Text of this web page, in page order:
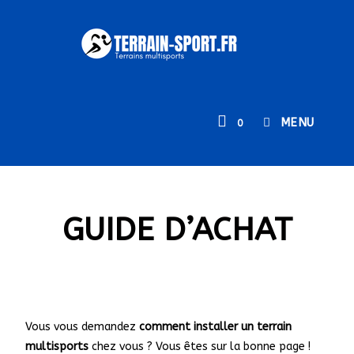
0 MENU
GUIDE D’ACHAT
Vous vous demandezcomment installer un terrain
multisports chez vous ? Vous êtes sur la bonne page !